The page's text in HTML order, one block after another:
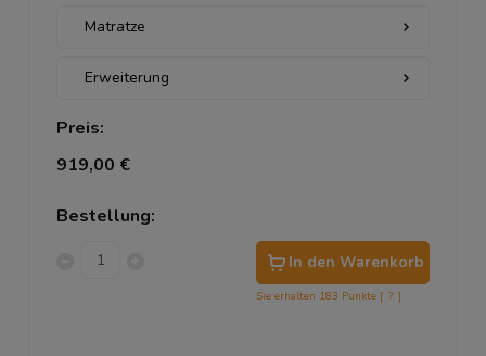
Preis:
919,00 €
Bestellung:
In den Warenkorb
Sie erhalten 183 Punkte [ ? ]